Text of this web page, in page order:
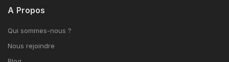
A Propos
Qui sommes-nous ?
Nous rejoindre